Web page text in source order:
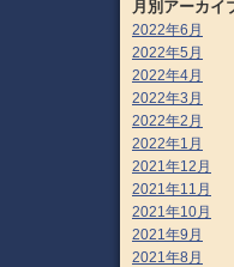
月別アーカイ
2022年6月
2022年5月
2022年4月
2022年3月
2022年2月
2022年1月
2021年12月
2021年11月
2021年10月
2021年9月
2021年8月